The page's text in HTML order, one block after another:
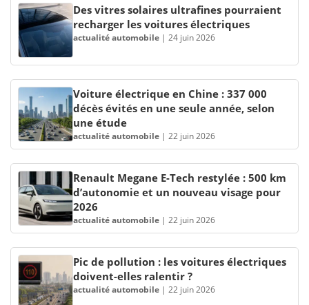
Des vitres solaires ultrafines pourraient
recharger les voitures électriques
actualité automobile | 24 juin 2026
Voiture électrique en Chine : 337 000
décès évités en une seule année, selon
une étude
actualité automobile | 22 juin 2026
Renault Megane E-Tech restylée : 500 km
d’autonomie et un nouveau visage pour
2026
actualité automobile | 22 juin 2026
Pic de pollution : les voitures électriques
doivent-elles ralentir ?
actualité automobile | 22 juin 2026